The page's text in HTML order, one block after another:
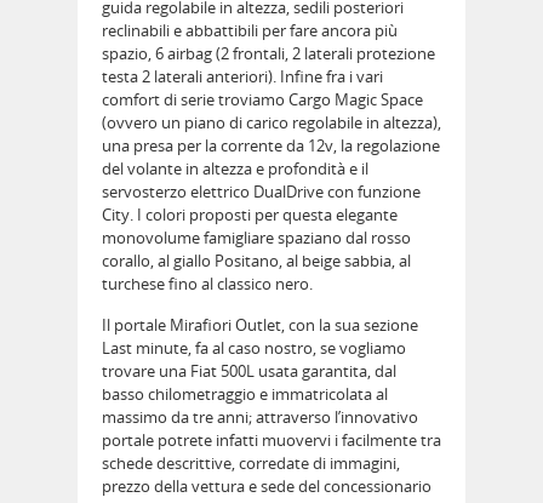
guida regolabile in altezza, sedili posteriori
reclinabili e abbattibili per fare ancora più
spazio, 6 airbag (2 frontali, 2 laterali protezione
testa 2 laterali anteriori). Infine fra i vari
comfort di serie troviamo Cargo Magic Space
(ovvero un piano di carico regolabile in altezza),
una presa per la corrente da 12v, la regolazione
del volante in altezza e profondità e il
servosterzo elettrico DualDrive con funzione
City. I colori proposti per questa elegante
monovolume famigliare spaziano dal rosso
corallo, al giallo Positano, al beige sabbia, al
turchese fino al classico nero.
Il portale Mirafiori Outlet, con la sua sezione
Last minute, fa al caso nostro, se vogliamo
trovare una Fiat 500L usata garantita, dal
basso chilometraggio e immatricolata al
massimo da tre anni; attraverso l’innovativo
portale potrete infatti muovervi i facilmente tra
schede descrittive, corredate di immagini,
prezzo della vettura e sede del concessionario